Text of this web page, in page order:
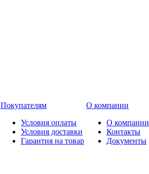
Покупателям
Условия оплаты
Условия доставки
Гарантия на товар
О компании
О компании
Контакты
Документы